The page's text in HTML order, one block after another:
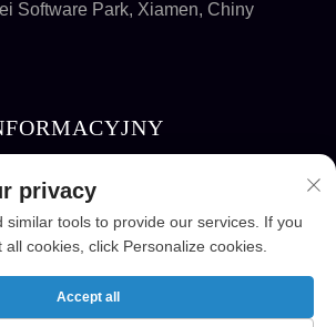
Software Park, Xiamen, Chiny
ENERGY TECHNOLOGY CO.,
privacy
similar tools to provide our services. If you
cookies, click Personalize cookies.
Accept all